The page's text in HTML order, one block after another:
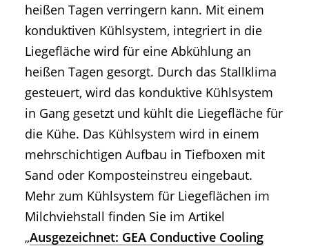
heißen Tagen verringern kann. Mit einem
konduktiven Kühlsystem, integriert in die
Liegefläche wird für eine Abkühlung an
heißen Tagen gesorgt. Durch das Stallklima
gesteuert, wird das konduktive Kühlsystem
in Gang gesetzt und kühlt die Liegefläche für
die Kühe. Das Kühlsystem wird in einem
mehrschichtigen Aufbau in Tiefboxen mit
Sand oder Komposteinstreu eingebaut.
Mehr zum Kühlsystem für Liegeflächen im
Milchviehstall finden Sie im Artikel
„Ausgezeichnet: GEA Conductive Cooling